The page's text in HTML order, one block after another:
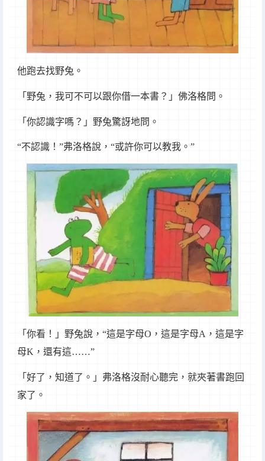
他跑去找野兔。
「野兔，我可不可以跟你借一本書？」佛洛格問。
「你認識字嗎？」野兔驚訝地問。
“不認識！”弗洛格說，“或許你可以教我。”
「你看！」野兔說，“這是字母O，這是字母A，這是字
母K，還有這……”
「好了，知道了。」弗洛格沒耐心聽完，就夾著書跑回
家了。